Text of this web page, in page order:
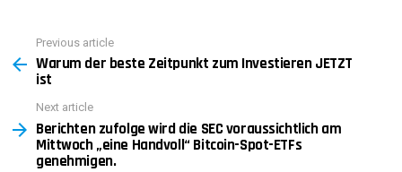
more
Previous article
Warum der beste Zeitpunkt zum Investieren JETZT
ist
Next article
Berichten zufolge wird die SEC voraussichtlich am
Mittwoch „eine Handvoll“ Bitcoin-Spot-ETFs
genehmigen.